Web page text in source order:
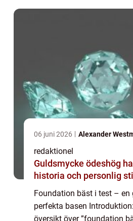
06 juni 2026 Alexander
redaktionel
Guldsmycke ödeshög hantverk,
historia och personlig
Foundation bäst i test – en
perfekta basen
översikt över ”foundation